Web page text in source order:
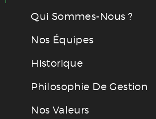
Qui Sommes-Nous ?
Nos Équipes
Historique
Philosophie De Gestion
Nos Valeurs